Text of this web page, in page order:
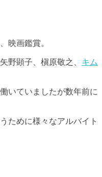
映画鑑賞。
野顕子、槇原敬之、 キム
いていましたが数年前に
ために様々なアルバイト